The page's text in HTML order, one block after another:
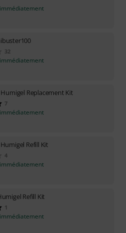
32
Humigel Replacement Kit
7
Refill Kit
4
Refill Kit
1